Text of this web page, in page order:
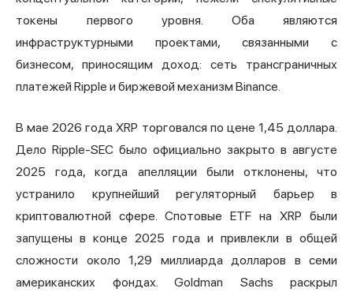
токены первого уровня. Оба являются
инфраструктурными проектами, связанными с
бизнесом, приносящим доход: сеть трансграничных
платежей Ripple и биржевой механизм Binance.
В мае 2026 года XRP торговался по цене 1,45 доллара.
Дело Ripple-SEC было официально закрыто в августе
2025 года, когда апелляции были отклонены, что
устранило крупнейший регуляторный барьер в
криптовалютной сфере. Спотовые ETF на XRP были
запущены в конце 2025 года и привлекли в общей
сложности около 1,29 миллиарда долларов в семи
американских фондах. Goldman Sachs раскрыл